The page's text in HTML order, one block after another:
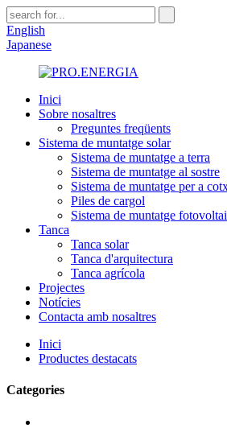
English
Japanese
Inici
Sobre nosaltres
Preguntes freqüents
Sistema de muntatge solar
Sistema de muntatge a terra
Sistema de muntatge al sostre
Sistema de muntatge per a
Piles de cargol
Sistema de muntatge
Tanca
Tanca solar
Tanca d'arquitectura
Tanca agrícola
Projectes
Notícies
Contacta amb nosaltres
Inici
Productes destacats
Categories